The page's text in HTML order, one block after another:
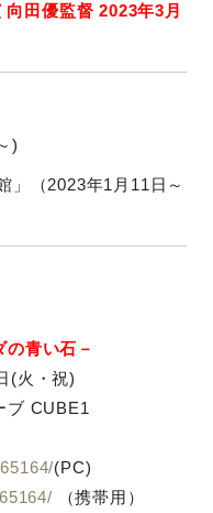
田優監督 2023年3月
)
」（2023年1月11日～
青い石－
(火・祝)
ブ CUBE1
(PC)
（携帯用）